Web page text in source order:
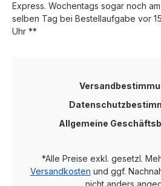
Express. Wochentags sogar noch am
selben Tag bei Bestellaufgabe vor
Uhr **
Allgemeine
*Alle Preise exkl. gesetzl.
Versandkosten und ggf.